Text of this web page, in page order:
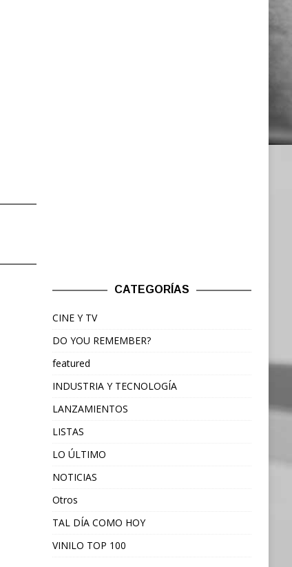
CATEGORÍAS
CINE Y TV
DO YOU REMEMBER?
featured
INDUSTRIA Y TECNOLOGÍA
LANZAMIENTOS
LISTAS
LO ÚLTIMO
NOTICIAS
Otros
TAL DÍA COMO HOY
VINILO TOP 100